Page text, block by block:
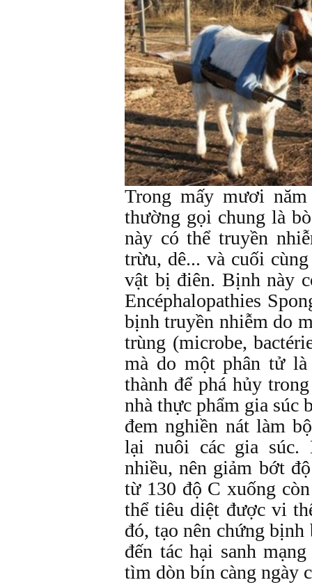
Trong mấy mươi
thường gọi chung là
này có thể truyền
trừu, dê... và cuối
vật bị điên. Bịnh này
Encéphalopathies
bịnh truyền nhiễm do
trùng (microbe,
mà do một phân tử
thành để phá hủy
nhà thực phẩm gia súc
đem nghiền nát làm
lại nuôi các gia
nhiều, nên giảm bớt
từ 130 độ C xuống
thể tiêu diệt được vi
đó, tạo nên chứng
đến tác hại sanh
tìm dòn bín càng ngày